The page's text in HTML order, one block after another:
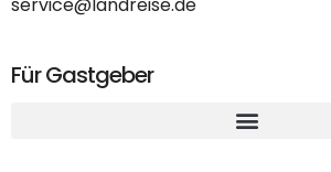
service@landreise.de
Für Gastgeber